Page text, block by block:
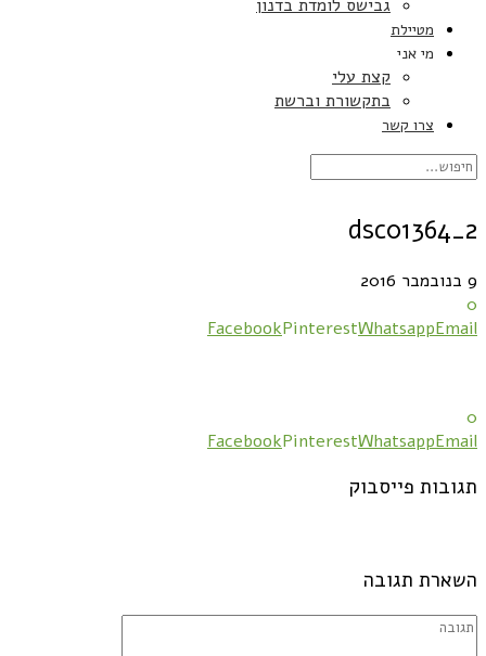
גבישס לומדת בדנון
מטיילת
מי אני
קצת עלי
בתקשורת וברשת
צרו קשר
dsc01364_2
9 בנובמבר 2016
0
FacebookPinterestWhatsappEmail
0
FacebookPinterestWhatsappEmail
תגובות פייסבוק
השארת תגובה